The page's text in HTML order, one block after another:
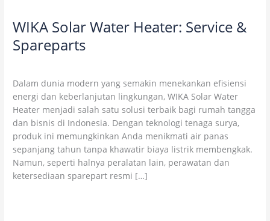
WIKA Solar Water Heater: Service &
Spareparts
Dalam dunia modern yang semakin menekankan efisiensi
energi dan keberlanjutan lingkungan, WIKA Solar Water
Heater menjadi salah satu solusi terbaik bagi rumah tangga
dan bisnis di Indonesia. Dengan teknologi tenaga surya,
produk ini memungkinkan Anda menikmati air panas
sepanjang tahun tanpa khawatir biaya listrik membengkak.
Namun, seperti halnya peralatan lain, perawatan dan
ketersediaan sparepart resmi […]
WIKA
Water
&
Spareparts